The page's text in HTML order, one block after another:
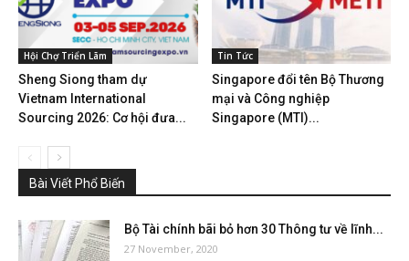
Hội Chợ Triển Lãm
Sheng Siong tham dự
Vietnam International
Sourcing 2026: Cơ hội đưa...
Tin Tức
Singapore đổi tên Bộ Thương
mại và Công nghiệp
Singapore (MTI)...
Bài Viết Phổ Biến
Bộ Tài chính bãi bỏ hơn 30 Thông tư về lĩnh...
27 November, 2020